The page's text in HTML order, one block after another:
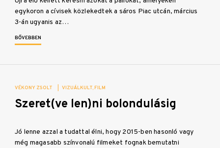
egykoron a cívisek közlekedtek a sáros Piac utcán, március
3-án ugyanis az…
BŐVEBBEN
VÉKONY ZSOLT VIZUÁLKULT FILM
Szeret(ve len)ni bolondulásig
Jó lenne azzal a tudattal élni, hogy 2015-ben hasonló vagy
még magasabb színvonalú filmeket fognak bemutatni